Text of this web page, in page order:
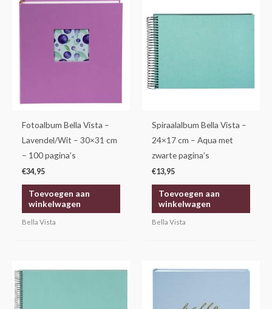
Fotoalbum Bella Vista –
Lavendel/Wit – 30×31 cm
– 100 pagina’s
€34,95
Toevoegen aan
winkelwagen
Bella Vista
Spiraalalbum Bella Vista –
24×17 cm – Aqua met
zwarte pagina’s
€13,95
Toevoegen aan
winkelwagen
Bella Vista